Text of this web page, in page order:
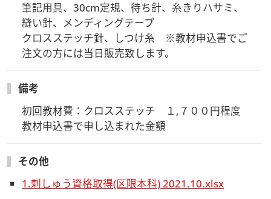
筆記用具、30cm定規、待ち針、糸きりハサミ、
縫い針、メンディングテープ
クロスステッチ針、しつけ糸　※教材申込書でご
注文の方には当日販売致します。
備考
初回教材費：クロスステッチ　１,７００円程度
教材申込書で申し込まれた金額
その他
1.刺しゅう資格取得(区限本科) 2021.10.xlsx